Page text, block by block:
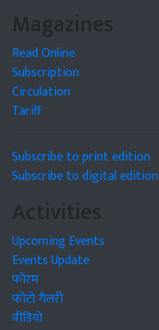
Magazines
Read Online
Subscription
Circulation
Tariff
Subscribe to print edition
Subscribe to digital edition
Activities
Upcoming Events
Events Update
फोरम
फोटो गैलरी
वीडियो